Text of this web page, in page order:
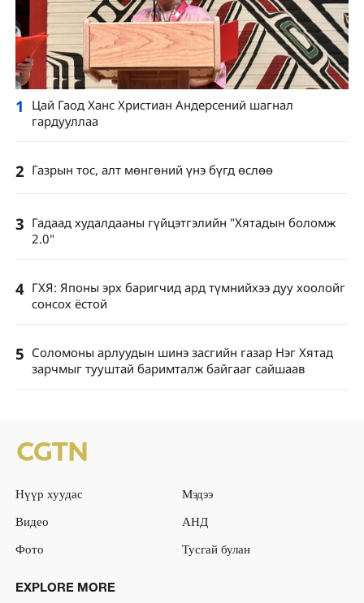
1
Цай Гаод Ханс Христиан Андерсений шагнал
гардууллаа
2 Газрын тос, алт мөнгөний үнэ бүгд өслөө
3 Гадаад худалдааны гүйцэтгэлийн "Хятадын боломж
2.0"
4 ГХЯ: Японы эрх баригчид ард түмнийхээ дуу хоолойг
сонсох ёстой
5 Соломоны арлуудын шинэ засгийн газар Нэг Хятад
зарчмыг тууштай баримталж байгааг сайшаав
Нүүр хуудас
Мэдээ
Видео
АНД
Фото
Тусгай булан
EXPLORE MORE